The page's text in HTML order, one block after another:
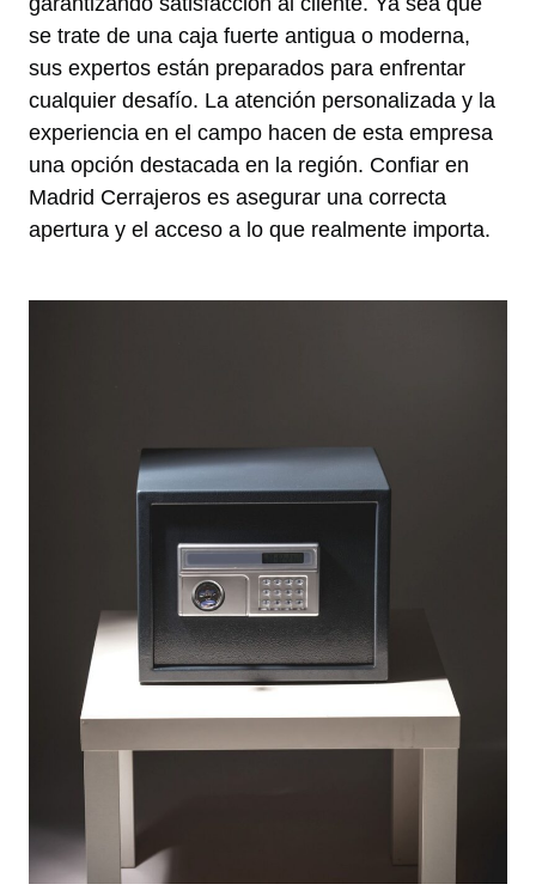
se trate de una caja fuerte antigua o moderna,
sus expertos están preparados para enfrentar
cualquier desafío. La atención personalizada y la
experiencia en el campo hacen de esta empresa
una opción destacada en la región. Confiar en
Madrid Cerrajeros es asegurar una correcta
apertura y el acceso a lo que realmente importa.